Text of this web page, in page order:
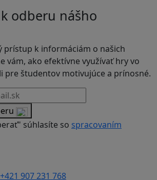
odberu nášho
prístup k informáciám o našich
vám, ako efektívne využívať hry vo
pre študentov motivujúce a prínosné.
súhlasíte so spracovaním
+421 907 231 768